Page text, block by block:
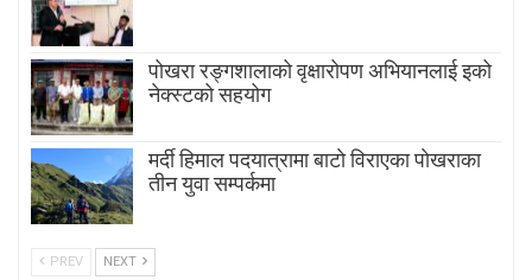
पोखरा रङ्गशालाको वृक्षारोपण अभियानलाई इको
नेक्स्टको सहयोग
मर्दी हिमाल पदयात्रामा बाटाे विराएका पाेखराका
तीन युवा सम्पर्कमा
PREV NEXT